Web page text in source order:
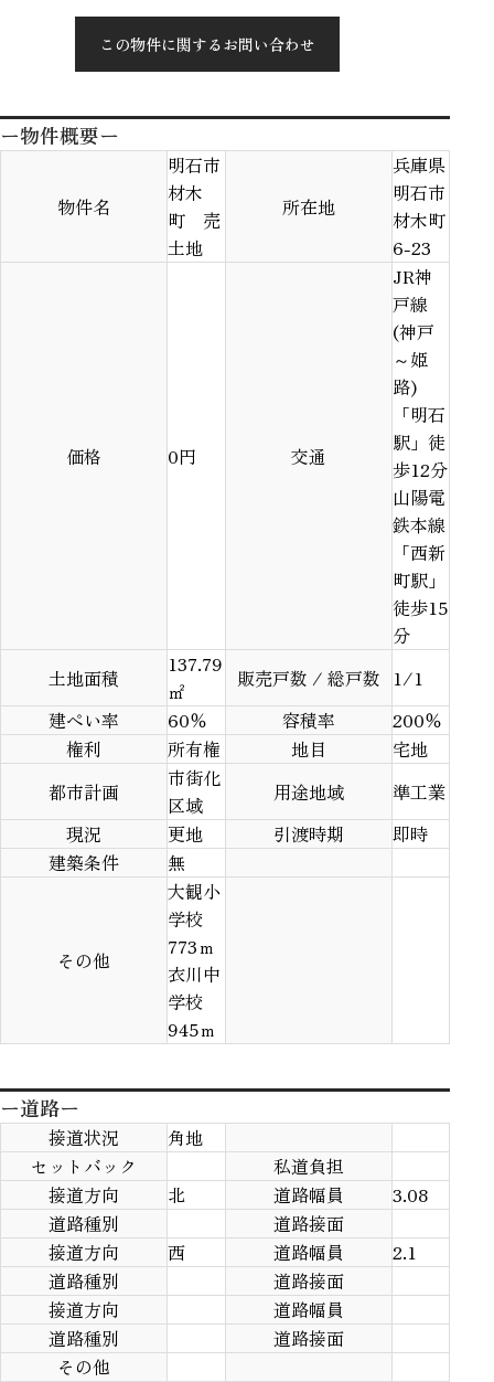
この物件に関するお問い合わせ
ー物件概要ー
物件名
明石市
材木
町 売
土地
所在地
兵庫県
明石市
材木町
6-23
価格 0円 交通
JR神
戸線
(神戸
～姫
路)
「明石
駅」徒
歩12分
山陽電
鉄本線
「西新
町駅」
徒歩15
分
土地面積
137.79
㎡
販売戸数 / 総戸数 1/1
建ぺい率
60％ 容積率
200％
権利
所有権 地目
宅地
都市計画
市街化
区域
用途地域
準工業
現況
更地 引渡時期
即時
建築条件
無
その他
大観小
学校
773ｍ
衣川中
学校
945ｍ
ー道路ー
接道状況
角地
セットバック
私道負担
接道方向
北 道路幅員
3.08
道路種別
道路接面
接道方向
西 道路幅員
2.1
道路種別
道路接面
接道方向
道路幅員
道路種別
道路接面
その他